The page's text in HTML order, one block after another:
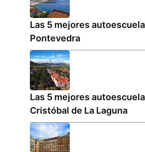
Las 5 mejores
Pontevedra
Las 5 mejores
Cristóbal de La Laguna